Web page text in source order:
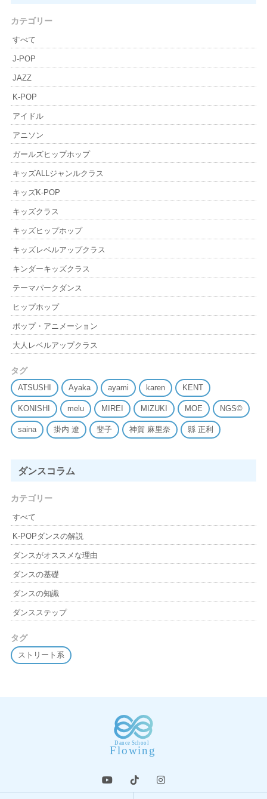
カテゴリー
すべて
J-POP
JAZZ
K-POP
アイドル
アニソン
ガールズヒップホップ
キッズALLジャンルクラス
キッズK-POP
キッズクラス
キッズヒップホップ
キッズレベルアップクラス
キンダーキッズクラス
テーマパークダンス
ヒップホップ
ポップ・アニメーション
大人レベルアップクラス
タグ
ATSUSHI Ayaka ayami karen KENT
KONISHI melu MIREI MIZUKI MOE NGS©
saina 掛内 遼 斐子 神賀 麻里奈 縣 正利
ダンスコラム
カテゴリー
すべて
K-POPダンスの解説
ダンスがオススメな理由
ダンスの基礎
ダンスの知識
ダンスステップ
タグ
ストリート系